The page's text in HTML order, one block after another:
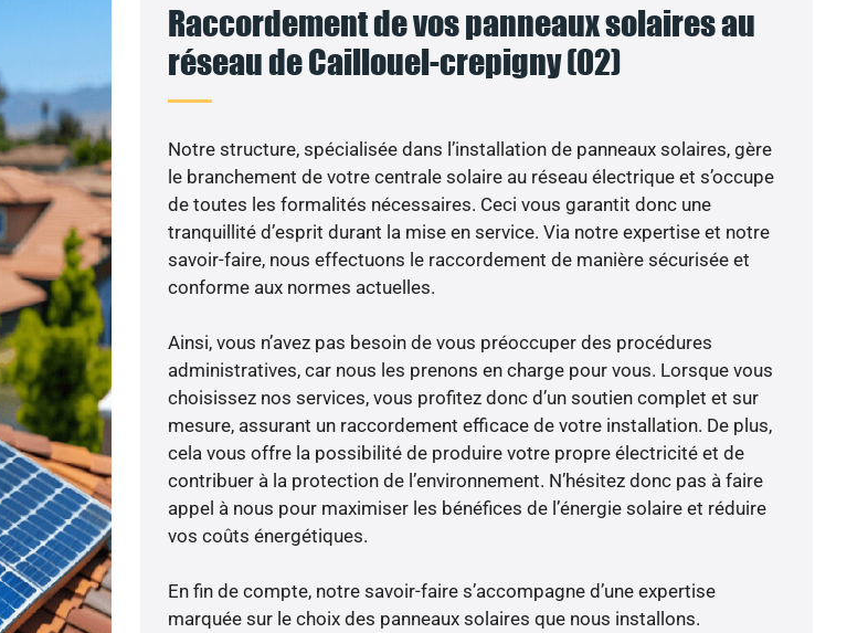
Raccordement de vos panneaux solaires au
réseau de Caillouel-crepigny (02)
Notre structure, spécialisée dans l’installation de panneaux solaires, gère
le branchement de votre centrale solaire au réseau électrique et s’occupe
de toutes les formalités nécessaires. Ceci vous garantit donc une
tranquillité d’esprit durant la mise en service. Via notre expertise et notre
savoir-faire, nous effectuons le raccordement de manière sécurisée et
conforme aux normes actuelles.
Ainsi, vous n’avez pas besoin de vous préoccuper des procédures
administratives, car nous les prenons en charge pour vous. Lorsque vous
choisissez nos services, vous profitez donc d’un soutien complet et sur
mesure, assurant un raccordement efficace de votre installation. De plus,
cela vous offre la possibilité de produire votre propre électricité et de
contribuer à la protection de l’environnement. N’hésitez donc pas à faire
appel à nous pour maximiser les bénéfices de l’énergie solaire et réduire
vos coûts énergétiques.
En fin de compte, notre savoir-faire s’accompagne d’une expertise
marquée sur le choix des panneaux solaires que nous installons.